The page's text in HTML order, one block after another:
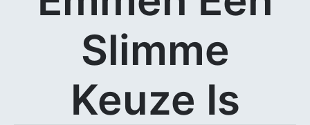
Slimme
Keuze Is